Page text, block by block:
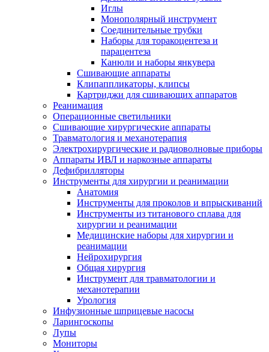
Иглы
Монополярный инструмент
Соединительные трубки
Наборы для торакоцентеза и
парацентеза
Канюли и наборы янкувера
Сшивающие аппараты
Клипаппликаторы, клипсы
Картриджи для сшивающих аппаратов
Реанимация
Операционные светильники
Сшивающие хирургические аппараты
Травматология и механотерапия
Электрохирургические и радиоволновые приборы
Аппараты ИВЛ и наркозные аппараты
Дефибрилляторы
Инструменты для хирургии и реанимации
Анатомия
Инструменты для проколов и впрыскиваний
Инструменты из титанового сплава для
хирургии и реанимации
Медицинские наборы для хирургии и
реанимации
Нейрохирургия
Общая хирургия
Инструмент для травматологии и
механотерапии
Урология
Инфузионные шприцевые насосы
Ларингоскопы
Лупы
Мониторы